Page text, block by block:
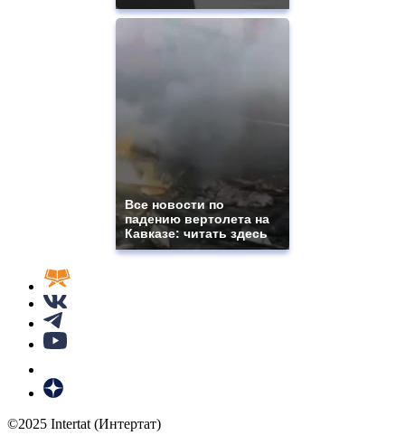
Все новости по
падению вертолета на
Кавказе: читать здесь
©2025 Intertat (Интертат)